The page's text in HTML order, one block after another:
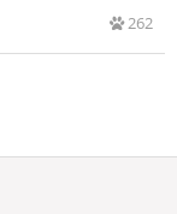
262